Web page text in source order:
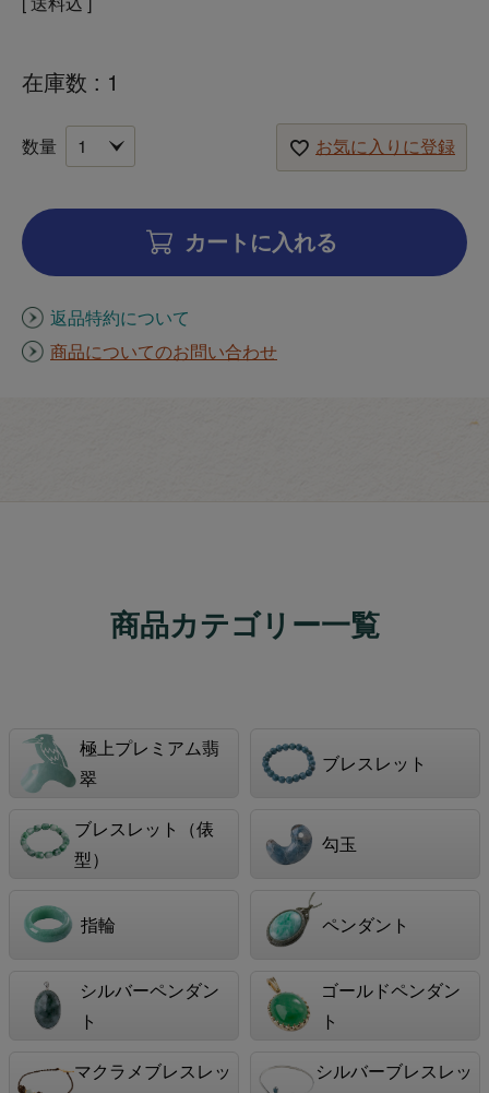
在庫数 1
お気に入りに登録
カートに入れる
返品特約について
商品についてのお問い合わせ
商品カテゴリー一覧
極上プレミアム翡
翠
ブレスレット
ブレスレット（俵
型）
勾玉
指輪 ペンダント
シルバーペンダン
ト
ゴールドペンダン
ト
マクラメブレスレッ
シルバーブレスレッ